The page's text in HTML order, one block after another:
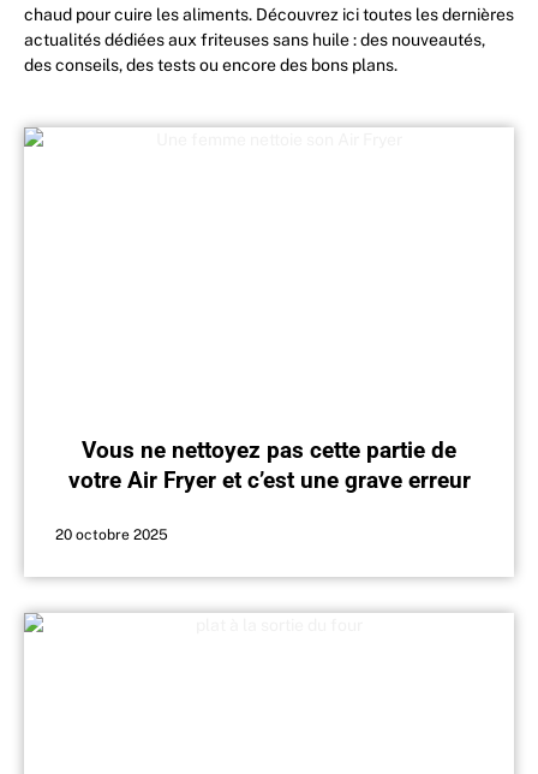
chaud pour cuire les aliments. Découvrez ici toutes les dernières
actualités dédiées aux friteuses sans huile : des nouveautés,
des conseils, des tests ou encore des bons plans.
Vous ne nettoyez pas cette partie de
votre Air Fryer et c’est une grave erreur
20 octobre 2025